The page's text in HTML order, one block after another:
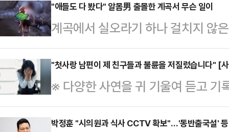
"이분은 '윤지오 의인 보호국' 이런
꼬집었다.김장겸 국민의힘 의원은
켜 "이분은 '교권보호국'보다는 '허
오 의인 보호국', 이런 걸 도입 제안
반 토론 할 것도 없이 우뢰와 같은
서 안민석…
"애들도 다 봤다" 알몸男 출몰한 계곡서 무슨 일이
계곡에서 실오라기 하나 걸치지 않
전해졌다.8일 JTBC '사건반장'은
장면을 목격했다는 제보자 A씨의
화제 참석을 위해 주차장에서 상영
모두 탈의한 남성을 봤다.공개된
되는 남성 4~5명이 물놀이를 하는
"첫사랑 남편이 제 친구들과 불륜을 저질렀습니다" [
※ 다양한 사연을 귀 기울여 듣고 기
을 통해 해결의 실마리를 찾아드립
같은 대학교에서 처음 만났습니다.
박정훈 "시의원과 식사 CCTV 확보"…'동반출국설'